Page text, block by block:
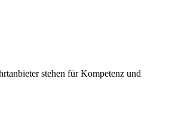
stehen für Kompetenz und